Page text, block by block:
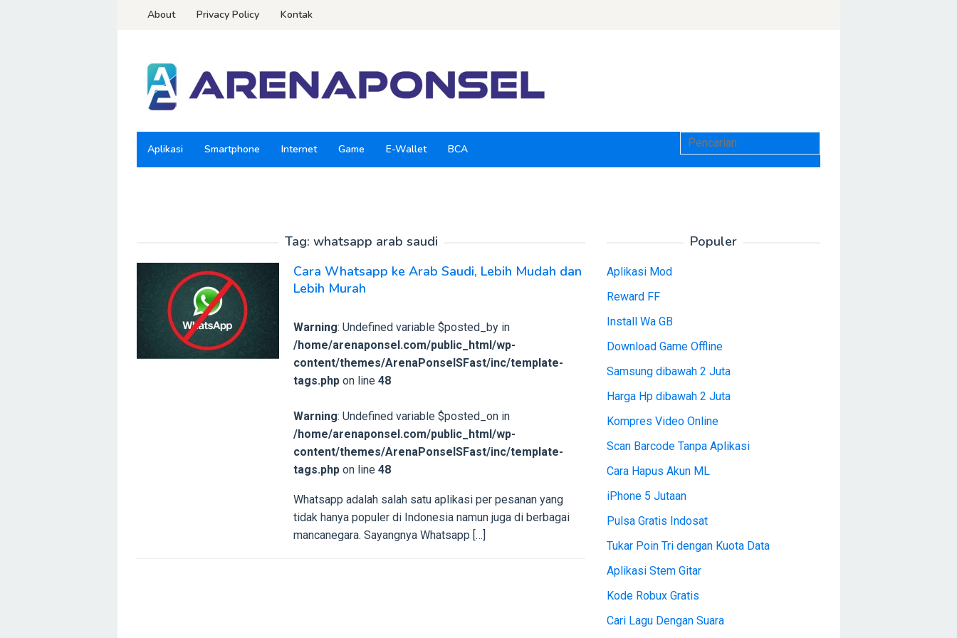
About Privacy Policy Kontak
Aplikasi Smartphone Internet Game E-Wallet BCA
Tag: whatsapp arab saudi
Cara Whatsapp ke Arab Saudi, Lebih Mudah dan
Lebih Murah
Warning: Undefined variable $posted_by in
/home/arenaponsel.com/public_html/wp-
content/themes/ArenaPonselSFast/inc/template-
tags.php on line 48
Warning: Undefined variable $posted_on in
/home/arenaponsel.com/public_html/wp-
content/themes/ArenaPonselSFast/inc/template-
tags.php on line 48
Whatsapp adalah salah satu aplikasi per pesanan yang
tidak hanya populer di Indonesia namun juga di berbagai
mancanegara. Sayangnya Whatsapp […]
Populer
Aplikasi Mod
Reward FF
Install Wa GB
Download Game Offline
Samsung dibawah 2 Juta
Harga Hp dibawah 2 Juta
Kompres Video Online
Scan Barcode Tanpa Aplikasi
Cara Hapus Akun ML
iPhone 5 Jutaan
Pulsa Gratis Indosat
Tukar Poin Tri dengan Kuota Data
Aplikasi Stem Gitar
Kode Robux Gratis
Cari Lagu Dengan Suara